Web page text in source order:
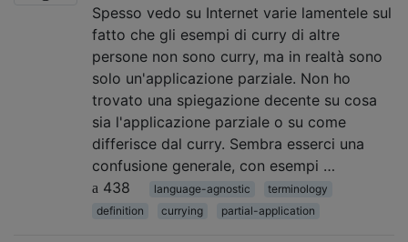
Spesso vedo su Internet varie lamentele sul
fatto che gli esempi di curry di altre
persone non sono curry, ma in realtà sono
solo un'applicazione parziale. Non ho
trovato una spiegazione decente su cosa
sia l'applicazione parziale o su come
differisce dal curry. Sembra esserci una
confusione generale, con esempi …
438
language-agnostic
terminology
definition
currying partial-application